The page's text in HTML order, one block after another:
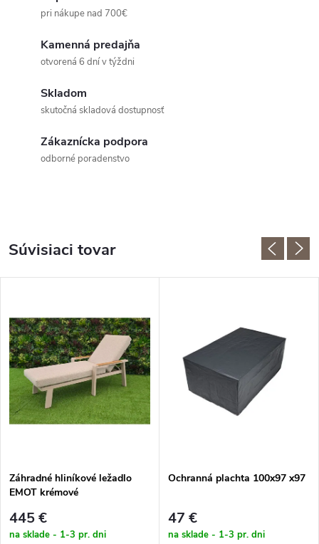
pri nákupe nad 700€
Kamenná predajňa
otvorená 6 dní v týždni
Skladom
skutočná skladová dostupnosť
Zákaznícka podpora
odborné poradenstvo
Súvisiaci tovar
Záhradné hliníkové ležadlo
EMOT krémové
445 €
na sklade - 1-3 pr. dni
Ochranná plachta 100x97 x97
47 €
na sklade - 1-3 pr. dni